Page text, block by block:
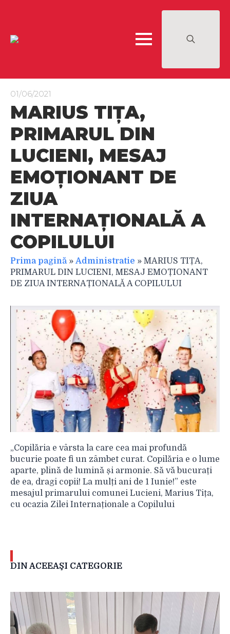
01/06/2021
MARIUS TIȚA,
PRIMARUL DIN
LUCIENI, MESAJ
EMOȚIONANT DE
ZIUA
INTERNAȚIONALĂ A
COPILULUI
Prima pagină » Administratie » MARIUS TIȚA,
PRIMARUL DIN LUCIENI, MESAJ EMOȚIONANT
DE ZIUA INTERNAȚIONALĂ A COPILULUI
„Copilăria e vârsta la care cea mai profundă
bucurie poate fi un zâmbet curat. Copilăria e o lume
aparte, plină de lumină și armonie. Să vă bucurați
de ea, dragi copii! La mulți ani de 1 Iunie!” este
mesajul primarului comunei Lucieni, Marius Tița,
cu ocazia Zilei Internaționale a Copilului
DIN ACEEAŞI CATEGORIE